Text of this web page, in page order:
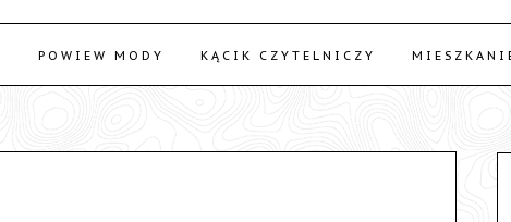
POWIEW MODY KĄCIK CZYTELNICZY